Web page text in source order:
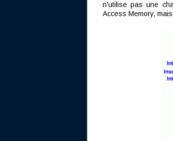
n'utilise pas une
Access Memory,